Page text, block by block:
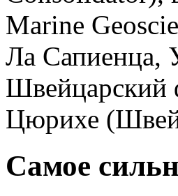
Marine
Ла Сапиенца,
Швейцарский
Цюрихе
Самое